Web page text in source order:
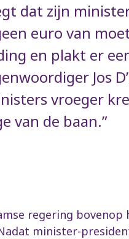
dat zijn
euro van
en plakt er
Jos
vroeger
van de baan.”
regering bovenop
minister-